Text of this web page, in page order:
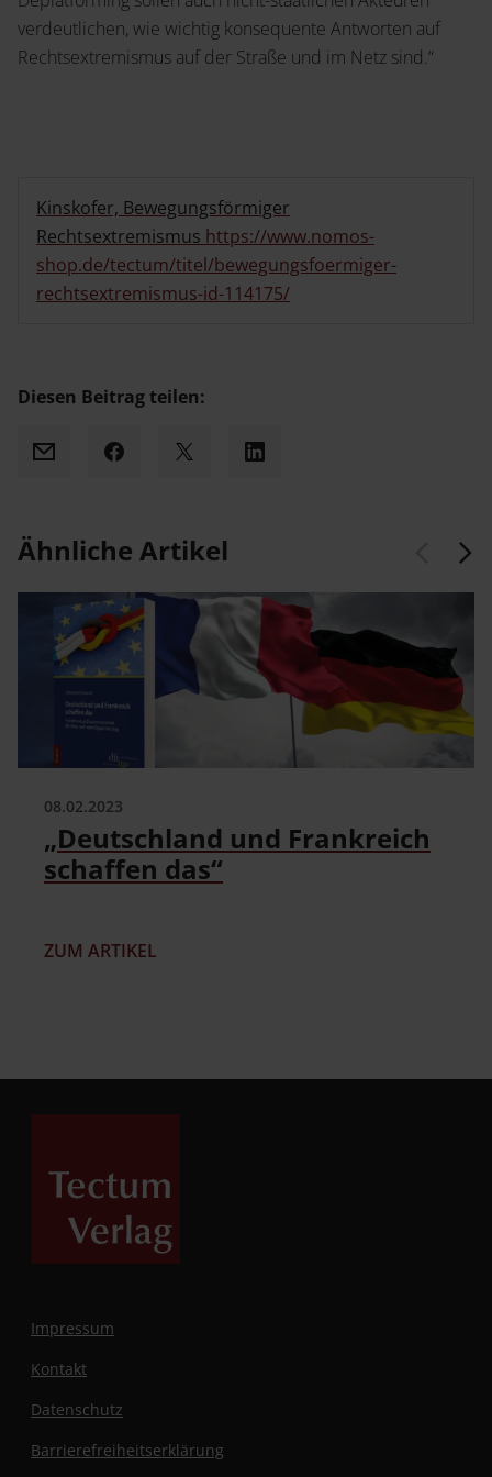
verdeutlichen, wie wichtig konsequente Antworten auf
Rechtsextremismus auf der Straße und im Netz sind.“
Kinskofer, Bewegungsförmiger
Rechtsextremismus https://www.nomos-
shop.de/tectum/titel/bewegungsfoermiger-
rechtsextremismus-id-114175/
Diesen Beitrag teilen:
Mail Facebook
X LinkedIn
Ähnliche Artikel
08.02.2023
„Deutschland und Frankreich
schaffen das“
ZUM ARTIKEL
Impressum
Kontakt
Datenschutz
Barrierefreiheitserklärung